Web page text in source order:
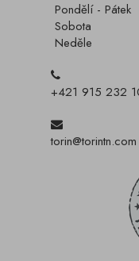
Pondělí - Pátek
Sobota
Neděle
+421 915 232
torin@torintn.com